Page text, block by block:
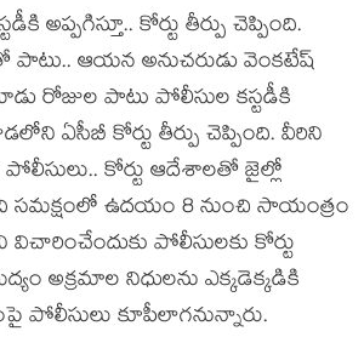
అప్ప‌గిస్తూ.. కోర్టు తీర్పు చెప్పింది.
పాటు.. ఆయ‌న అనుచ‌రుడు వెంక‌టేష్
రోజుల పాటు పోలీసుల క‌స్ట‌డీకి
ఏసీబీ కోర్టు తీర్పు చెప్పింది. వీరిని
పోలీసులు.. కోర్టు ఆదేశాల‌తో జైల్లో
ఉద‌యం 8 నుంచి సాయంత్రం
విచారించేందుకు పోలీసుల‌కు కోర్టు
అక్ర‌మాల నిధుల‌ను ఎక్క‌డెక్క‌డికి
పోలీసులు కూపీలాగ‌నున్నారు.